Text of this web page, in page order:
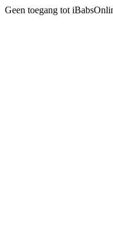
Geen toegang tot